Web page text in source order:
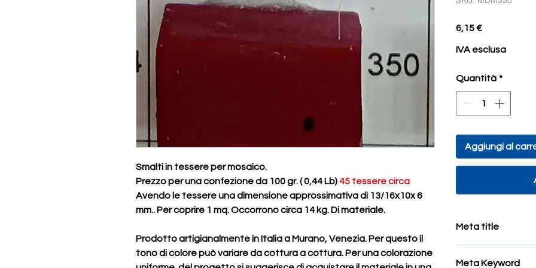
Smalti in tessere per mosaico.
Prezzo per una confezione da 100 gr. ( 0,44 Lb)45 tessere circa
Avendo le tessere una dimensione approssimativa di 13/16x10x 6
mm.. Per coprire 1 mq. Occorrono circa 14 kg. Di materiale.
Prodotto artigianalmente in Italia a Murano, Venezia. Per questo il
tono di colore può variare da cottura a cottura. Per una colorazione
6,15 €Prezzo
IVA esclusa
Quantità *
Aggiungi al
Meta title
Meta Keyword